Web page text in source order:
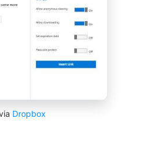
Dropbox